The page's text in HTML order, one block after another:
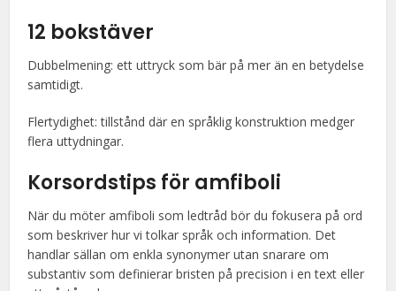
12 bokstäver
Dubbelmening: ett uttryck som bär på mer än en betydelse
samtidigt.
Flertydighet: tillstånd där en språklig konstruktion medger
flera uttydningar.
Korsordstips för amfiboli
När du möter amfiboli som ledtråd bör du fokusera på ord
som beskriver hur vi tolkar språk och information. Det
handlar sällan om enkla synonymer utan snarare om
substantiv som definierar bristen på precision i en text eller